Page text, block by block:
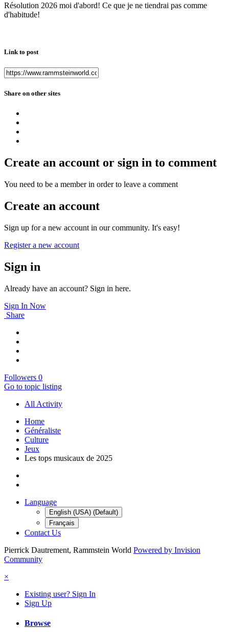
Résolution 2026 moi d'abord! Ce que je ne tiendrai pas comme
d'habitude!
Link to post
Share on other sites
Create an account or sign in to comment
You need to be a member in order to leave a comment
Create an account
Sign up for a new account in our community. It's easy!
Register a new account
Sign in
Already have an account? Sign in here.
Sign In Now
Share
Followers 0
Go to topic listing
All Activity
Home
Généraliste
Culture
Jeux
Les tops musicaux de 2025
Language
English (USA) (Default)
Français
Contact Us
Pierrick Dautrement, Rammstein World Powered by Invision
Community
×
Existing user? Sign In
Sign Up
Browse